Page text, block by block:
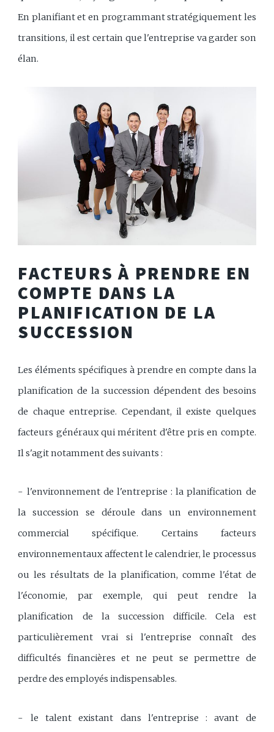
En planifiant et en programmant stratégiquement les
transitions, il est certain que l'entreprise va garder son
élan.
FACTEURS À PRENDRE EN
COMPTE DANS LA
PLANIFICATION DE LA
SUCCESSION
Les éléments spécifiques à prendre en compte dans la
planification de la succession dépendent des besoins
de chaque entreprise. Cependant, il existe quelques
facteurs généraux qui méritent d'être pris en compte.
Il s'agit notamment des suivants :
- l'environnement de l'entreprise : la planification de
la succession se déroule dans un environnement
commercial spécifique. Certains facteurs
environnementaux affectent le calendrier, le processus
ou les résultats de la planification, comme l'état de
l'économie, par exemple, qui peut rendre la
planification de la succession difficile. Cela est
particulièrement vrai si l'entreprise connaît des
difficultés financières et ne peut se permettre de
perdre des employés indispensables.
- le talent existant dans l'entreprise : avant de